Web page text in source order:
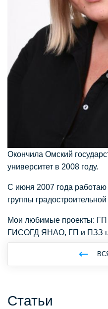
Окончила Омский
университет в 2008 году.
С июня 2007 года работаю
группы градостроительной
Мои любимые проекты:
ГИСОГД ЯНАО, ГП и ПЗЗ
Статьи